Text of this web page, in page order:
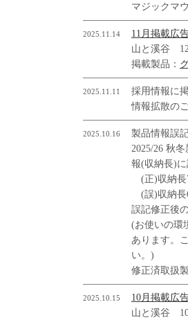
マジックマ
2025.11.14
11月掲載広
山と溪谷
掲載製品：
2025.11.11
採用情報に
情報拡散の
2025.10.16
製品情報誤
2025/26 秋
報(収納長)
(正)収納長
(誤)収納長
誤記修正後
(お使いの環
あります。
い。)
修正済取扱
2025.10.15
10月掲載広
山と溪谷